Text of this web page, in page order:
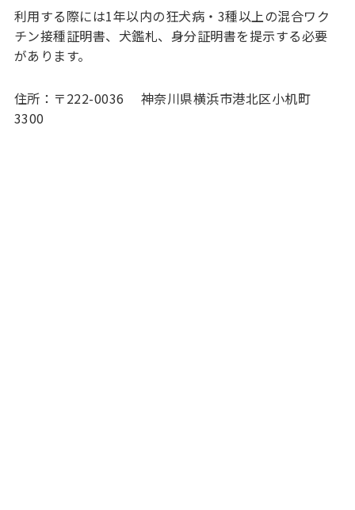
利用する際には1年以内の狂犬病・3種以上の混合ワク
チン接種証明書、犬鑑札、身分証明書を提示する必要
があります。
住所：〒222-0036 神奈川県横浜市港北区小机町
3300